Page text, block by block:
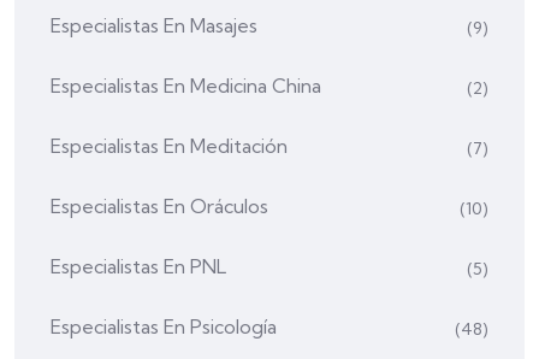
Especialistas En Masajes (9)
Especialistas En Medicina China (2)
Especialistas En Meditación (7)
Especialistas En Oráculos (10)
Especialistas En PNL (5)
Especialistas En Psicología (48)